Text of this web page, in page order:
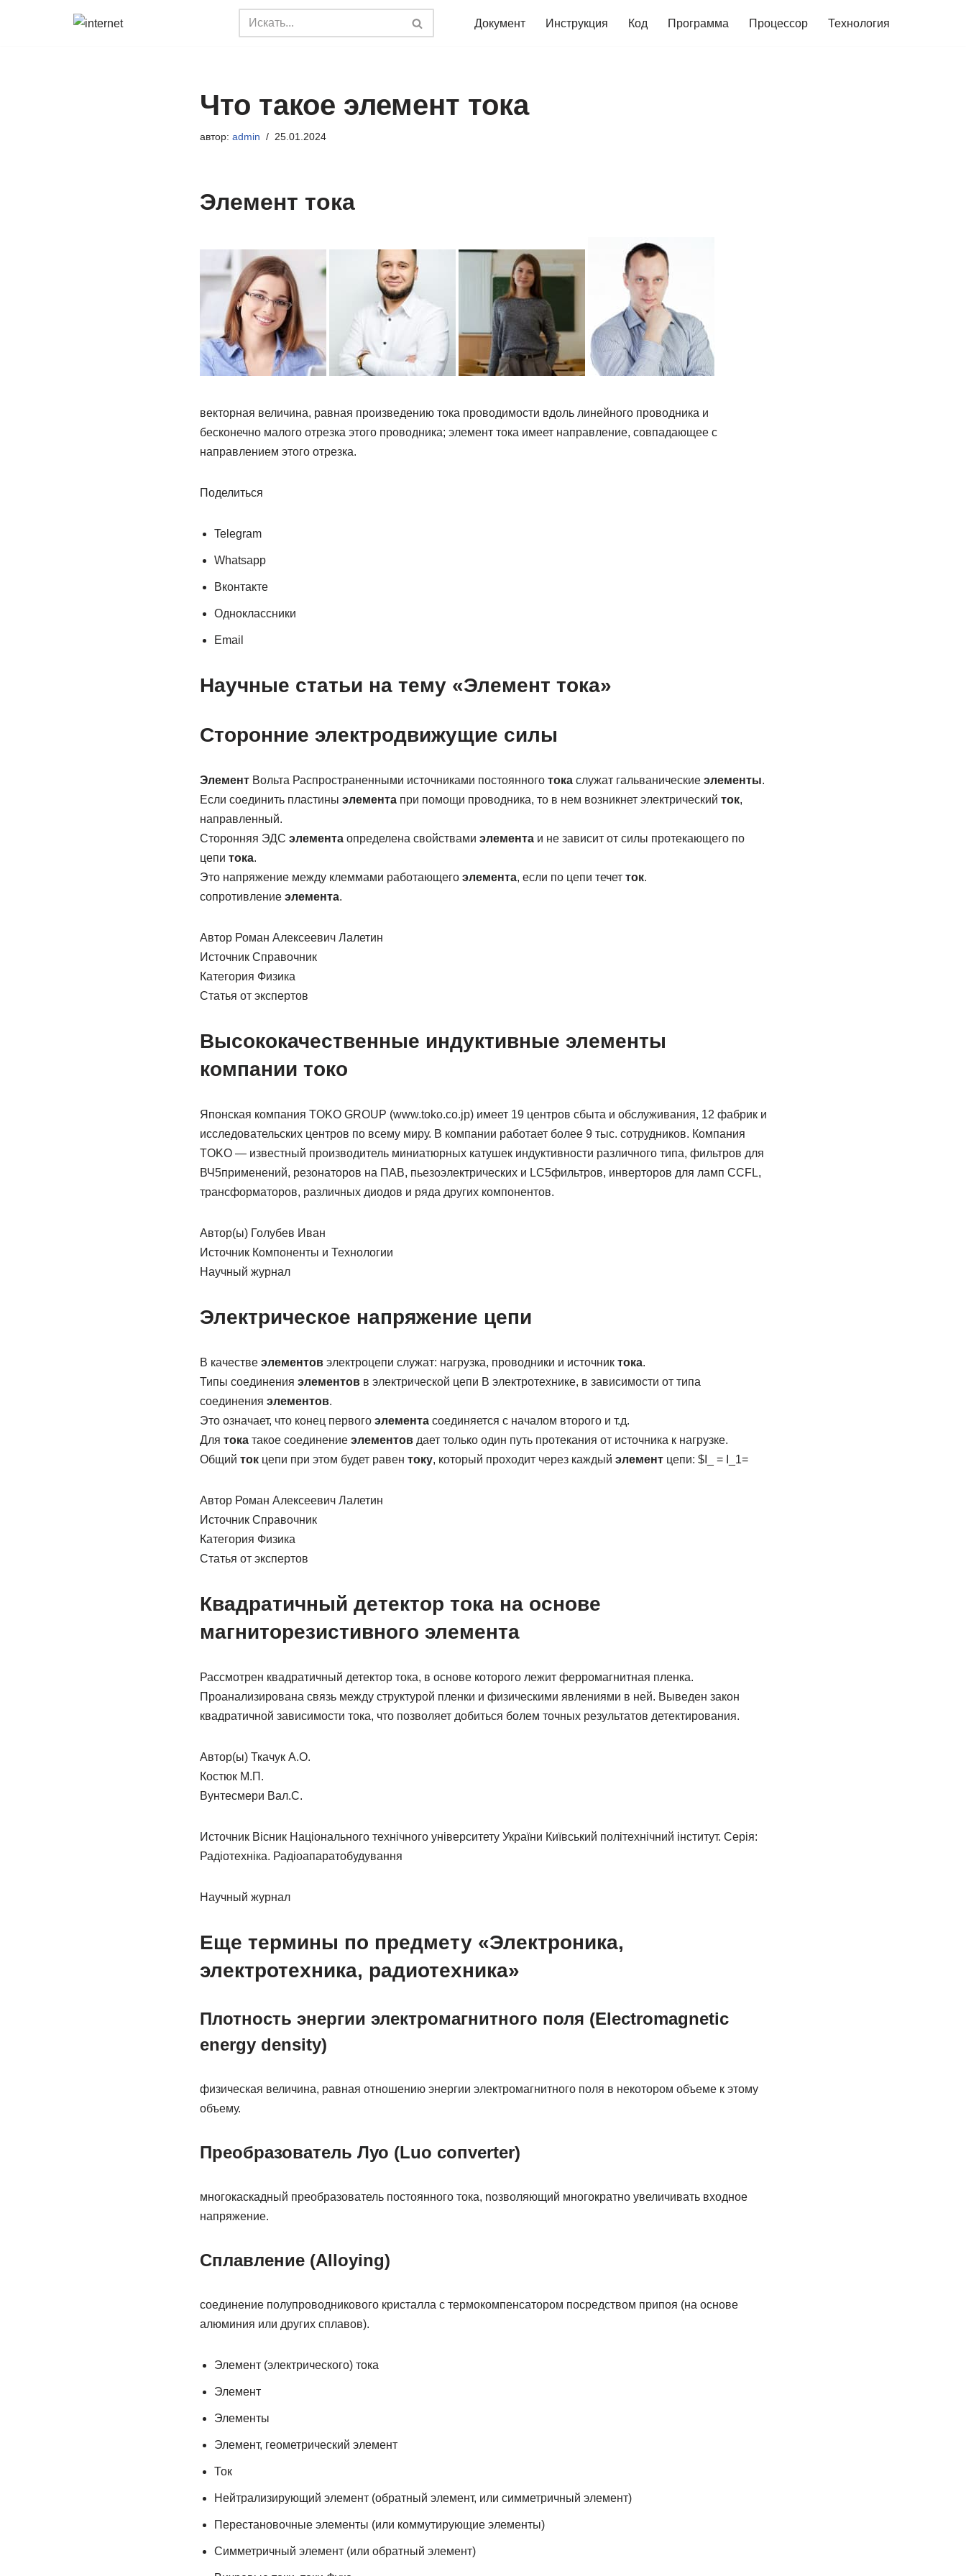
Документ Инструкция Код Программа Процессор Технология
Что такое элемент тока
автор: admin 25.01.2024
Элемент тока
векторная величина, равная произведению тока проводимости вдоль линейного проводника и
бесконечно малого отрезка этого проводника; элемент тока имеет направление, совпадающее с
направлением этого отрезка.
Поделиться
Telegram
Whatsapp
Вконтакте
Одноклассники
Email
Научные статьи на тему «Элемент тока»
Сторонние электродвижущие силы
ЭлементВольта Распространенными источниками постоянного токаслужат гальванические элементы.
Если соединить пластины элементапри помощи проводника, то в нем возникнет электрический ток,
направленный.
Сторонняя ЭДС элементаопределена свойствами элементаи не зависит от силы протекающего по
цепи тока.
Это напряжение между клеммами работающего элемента, если по цепи течет ток.
сопротивление элемента.
Автор Роман Алексеевич Лалетин
Источник Справочник
Категория Физика
Статья от экспертов
Высококачественные индуктивные элементы
компании токо
Японская компания TOKO GROUP (www.toko.co.jp) имеет 19 центров сбыта и обслуживания, 12 фабрик и
исследовательских центров по всему миру. В компании работает более 9 тыс. сотрудников. Компания
TOKO — известный производитель миниатюрных катушек индуктивности различного типа, фильтров для
ВЧ5применений, резонаторов на ПАВ, пьезоэлектрических и LC5фильтров, инверторов для ламп CCFL,
трансформаторов, различных диодов и ряда других компонентов.
Автор(ы) Голубев Иван
Источник Компоненты и Технологии
Научный журнал
Электрическое напряжение цепи
В качестве элементовэлектроцепи служат: нагрузка, проводники и источник тока.
Типы соединения элементовв электрической цепи В электротехнике, в зависимости от типа
соединения элементов.
Это означает, что конец первого элементасоединяется с началом второго и т.д.
Для токатакое соединение элементовдает только один путь протекания от источника к нагрузке.
Общий токцепи при этом будет равен току, который проходит через каждый элементцепи: $I_ = I_1=
Автор Роман Алексеевич Лалетин
Источник Справочник
Категория Физика
Статья от экспертов
Квадратичный детектор тока на основе
магниторезистивного элемента
Рассмотрен квадратичный детектор тока, в основе которого лежит ферромагнитная пленка.
Проанализирована связь между структурой пленки и физическими явлениями в ней. Выведен закон
квадратичной зависимости тока, что позволяет добиться болем точных результатов детектирования.
Автор(ы) Ткачук А.О.
Костюк М.П.
Вунтесмери Вал.С.
Источник Вісник Національного технічного університету України Київський політехнічний інститут. Серія:
Радіотехніка. Радіоапаратобудування
Научный журнал
Еще термины по предмету «Электроника,
электротехника, радиотехника»
Плотность энергии электромагнитного поля (Electromagnetic
energy density)
физическая величина, равная отношению энергии электромагнитного поля в некотором объеме к этому
объему.
Преобразователь Луо (Luo coпverter)
многокаскадный преобразователь постоянного тока, nозволяющий многократно увеличивать входное
напряжение.
Сплавление (Alloying)
соединение полупроводникового кристалла с термокомпенсатором посредством припоя (на основе
алюминия или других сплавов).
Элемент (электрического) тока
Элемент
Элементы
Элемент, геометрический элемент
Ток
Нейтрализирующий элемент (обратный элемент, или симметричный элемент)
Перестановочные элементы (или коммутирующие элементы)
Симметричный элемент (или обратный элемент)